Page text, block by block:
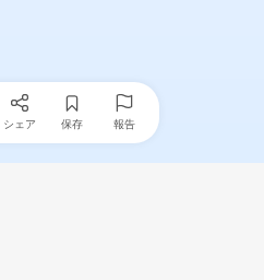
シェア 保存 報告